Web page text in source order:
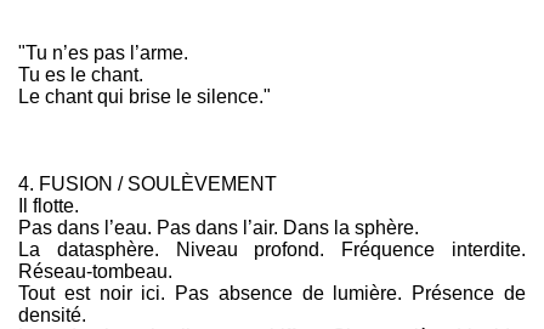
"Tu n’es pas l’arme.
Tu es le chant.
Le chant qui brise le silence."
4. FUSION / SOULÈVEMENT
Il flotte.
Pas dans l’eau. Pas dans l’air. Dans la sphère.
La datasphère. Niveau profond. Fréquence interdite.
Réseau-tombeau.
Tout est noir ici. Pas absence de lumière. Présence de
densité.